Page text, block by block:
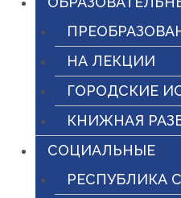
НА ЛЕКЦИИ
ГОРОДСКИЕ
КНИЖНАЯ
СОЦИАЛЬНЫЕ
РЕСПУБЛИКА